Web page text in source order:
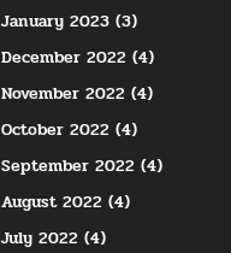
January 2023 (3)
December 2022 (4)
November 2022 (4)
October 2022 (4)
September 2022 (4)
August 2022 (4)
July 2022 (4)